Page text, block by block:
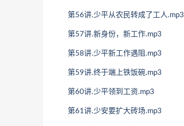
第56讲.少平从农民转成了工人.mp3
第57讲.新身份，新工作.mp3
第58讲.少平新工作遇阻.mp3
第59讲.终于端上铁饭碗.mp3
第60讲.少平领到工资.mp3
第61讲.少安要扩大砖场.mp3